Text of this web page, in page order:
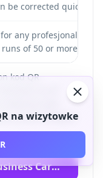
be corrected quickly.
any profesjonalny
of 50 or more.
kod QR
and
przed drukiem
Switch to a Dynamiczny Business Card QR
na wizytowke